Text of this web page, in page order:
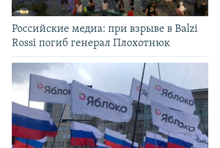
Российские медиа: при взрыве в Balzi
Rossi погиб генерал Плохотнюк